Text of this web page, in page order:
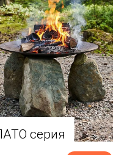
серия